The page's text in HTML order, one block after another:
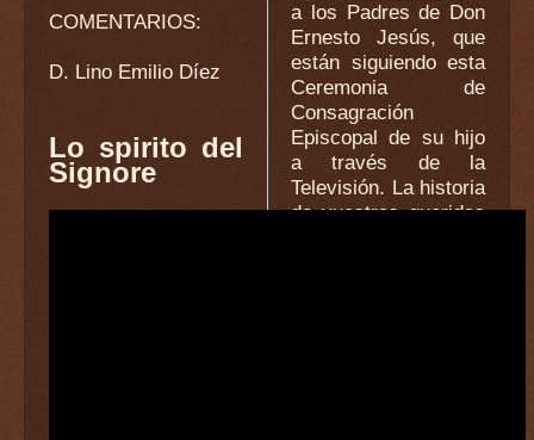
COMENTARIOS:
D. Lino Emilio Díez
Lo spirito del
Signore
a los Padres de Don
Ernesto Jesús, que
están siguiendo esta
Ceremonia de
Consagración
Episcopal de su hijo
a través de la
Televisión. La historia
de vuestras queridas